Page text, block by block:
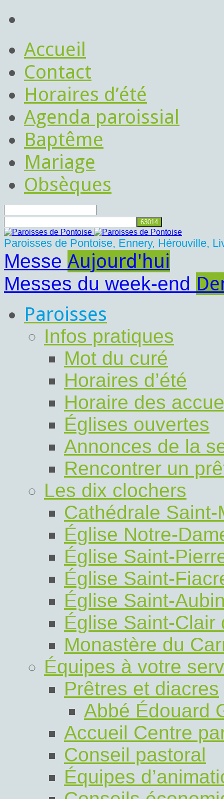
Accueil
Contact
Horaires d’été
Agenda paroissial
Baptême
Mariage
Obsèques
Paroisses de Pontoise, Ennery, Hérouville,
Messe Aujourd'hui
Messes du week-end
Paroisses
Infos pratiques
Mot du curé
Horaires d’été
Horaire des
Églises ouvertes
Annonces de la
Rencontrer un
Les dix clochers
Cathédrale Saint-
Église Notre-
Église Saint-
Église Saint-
Église Saint-
Église Saint-Clair
Monastère du
Équipes à votre
Prêtres et diacres
Abbé Édouard
Accueil Centre
Conseil pastoral
Équipes